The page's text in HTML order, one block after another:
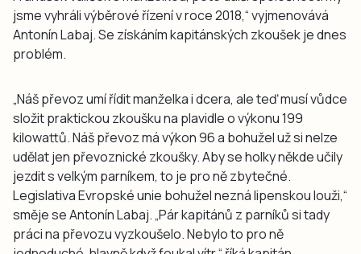
jsme vyhráli výběrové řízení v roce 2018,“ vyjmenovává
Antonín Labaj. Se získáním kapitánských zkoušek je dnes
problém.
„Náš převoz umí řídit manželka i dcera, ale teď musí vůdce
složit praktickou zkoušku na plavidle o výkonu 199
kilowattů. Náš převoz má výkon 96 a bohužel už si nelze
udělat jen převoznické zkoušky. Aby se holky někde učily
jezdit s velkým parníkem, to je pro ně zbytečné.
Legislativa Evropské unie bohužel nezná lipenskou louži,“
směje se Antonín Labaj. „Pár kapitánů z parníků si tady
práci na převozu vyzkoušelo. Nebylo to pro ně